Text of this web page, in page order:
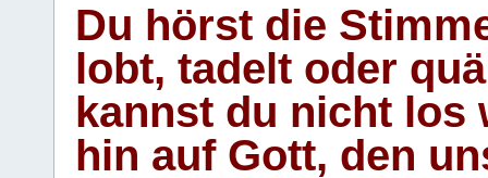
Du hörst die
lobt, tadelt oder
kannst du nicht los
hin auf Gott, den